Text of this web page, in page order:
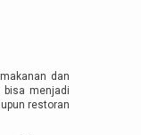
dan
bisa menjadi
restoran